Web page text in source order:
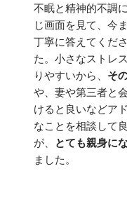
不眠と精神的不調
じ画面を見て、今
丁寧に答えてくだ
た。小さなストレ
りやすいから、 そ
や、妻や第三者と
けると良いなどア
なことを相談して
が、
とても親身に
ました。